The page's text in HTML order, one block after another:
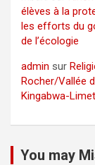
élèves à la
les efforts du
de l’écologie
admin sur
Rocher/Vallée
Kingabwa-
You may